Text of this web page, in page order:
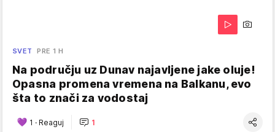
SVET PRE 1 H
Na području uz Dunav najavljene jake oluje!
Opasna promena vremena na Balkanu, evo
šta to znači za vodostaj
1 · Reaguj 1